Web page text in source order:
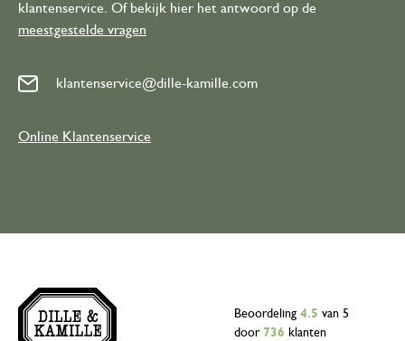
klantenservice. Of bekijk hier het antwoord op de
meestgestelde vragen
klantenservice@dille-kamille.com
Online Klantenservice
Beoordeling 4.5 van 5
door 736 klanten